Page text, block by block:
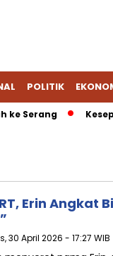
POLITIK
Erin Angkat
30 April 2026 - 17:27 WIB